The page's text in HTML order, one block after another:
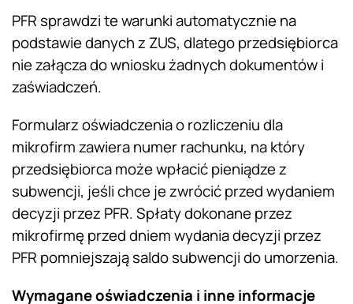
PFR sprawdzi te warunki automatycznie na
podstawie danych z ZUS, dlatego przedsiębiorca
nie załącza do wniosku żadnych dokumentów i
zaświadczeń.
Formularz oświadczenia o rozliczeniu dla
mikrofirm zawiera numer rachunku, na który
przedsiębiorca może wpłacić pieniądze z
subwencji, jeśli chce je zwrócić przed wydaniem
decyzji przez PFR. Spłaty dokonane przez
mikrofirmę przed dniem wydania decyzji przez
PFR pomniejszają saldo subwencji do umorzenia.
Wymagane oświadczenia i inne informacje